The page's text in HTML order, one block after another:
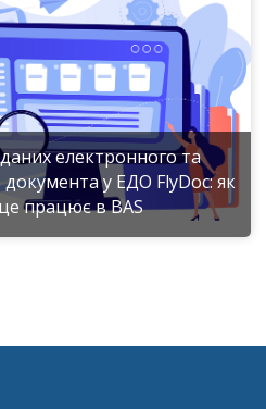
електронного та
документа у ЕДО FlyDoc: як
це працює в BAS